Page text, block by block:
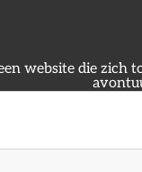
website die zich